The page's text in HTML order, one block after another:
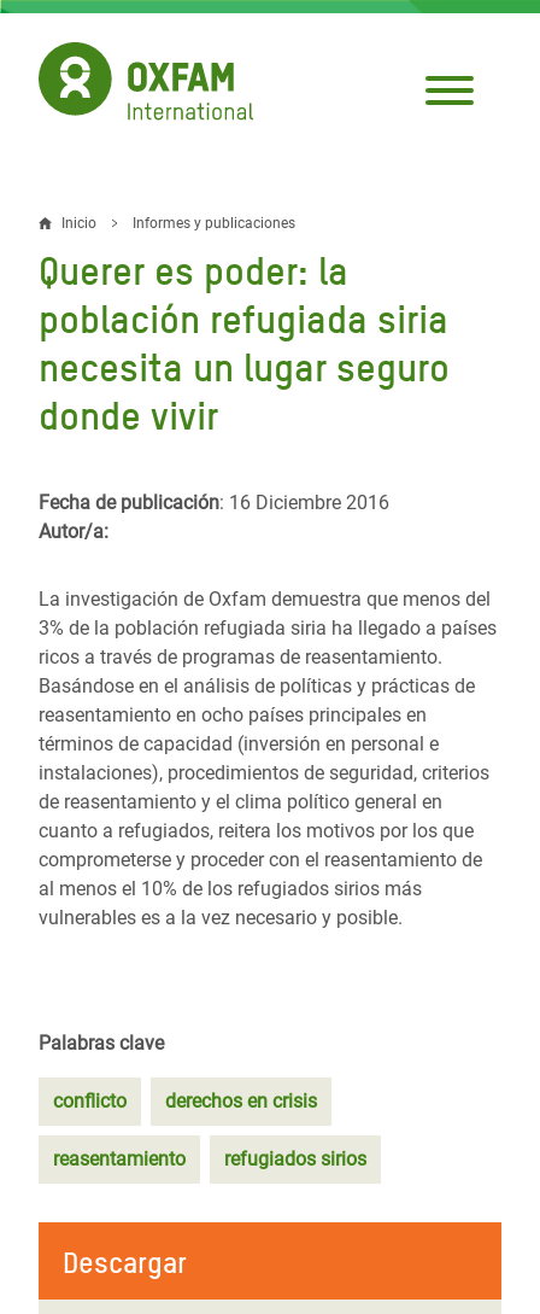
Pasar
contenido
principal
Sobrescribir
enlaces
de
ayuda
a
navegación
Inicio Informes y publicaciones
Querer es poder: la
población refugiada siria
necesita un lugar seguro
donde vivir
Fecha de publicación: 16 Diciembre 2016
Autor/a:
La investigación de Oxfam demuestra que menos del
3% de la población refugiada siria ha llegado a países
ricos a través de programas de reasentamiento.
Basándose en el análisis de políticas y prácticas de
reasentamiento en ocho países principales en
términos de capacidad (inversión en personal e
instalaciones), procedimientos de seguridad, criterios
de reasentamiento y el clima político general en
cuanto a refugiados, reitera los motivos por los que
comprometerse y proceder con el reasentamiento de
al menos el 10% de los refugiados sirios más
vulnerables es a la vez necesario y posible.
Palabras clave
conflicto derechos en crisis
reasentamiento refugiados sirios
Descargar